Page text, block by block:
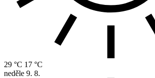
29 °C 17 °C
neděle 9. 8.